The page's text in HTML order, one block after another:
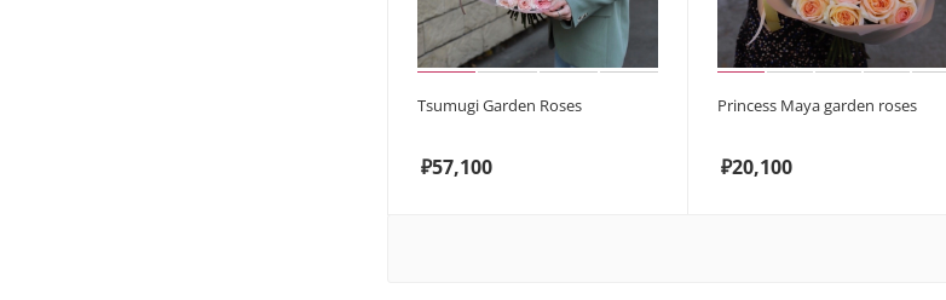
Tsumugi Garden Roses
₽57,100
Princess Maya garden roses
₽20,100